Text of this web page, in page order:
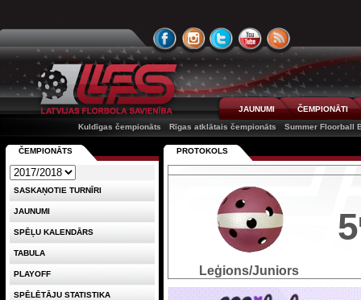
JAUNUMI
ČEMPIONĀTI
Kuldīgas čempionāts
Rīgas atklātais čempionāts Summer Floorball
PROTOKOLS
Leģions/Juniors
5
ČEMPIONĀTS
SASKAŅOTIE TURNĪRI
JAUNUMI
SPĒĻU KALENDĀRS
TABULA
PLAYOFF
SPĒLĒTĀJU STATISTIKA